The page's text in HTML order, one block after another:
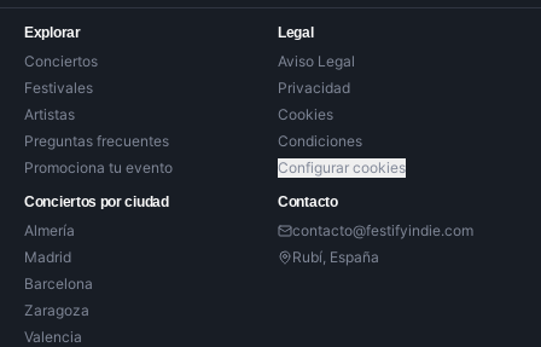
Explorar
Conciertos
Festivales
Artistas
Preguntas frecuentes
Promociona tu evento
Legal
Aviso Legal
Privacidad
Cookies
Condiciones
Configurar cookies
Conciertos por ciudad
Almería
Madrid
Barcelona
Zaragoza
Valencia
Contacto
contacto@festifyindie.com
Rubí, España